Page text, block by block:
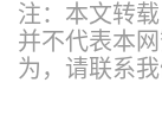
注：本文转
并不代表本
为，请联系